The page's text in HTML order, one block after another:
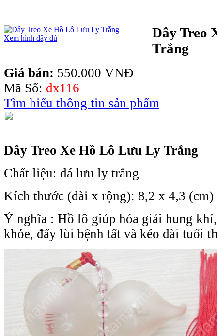
Xem hình đầy đủ
Dây Treo
Trắng
Giá bán: 550.000 VNĐ
Mã Số: dx116
Tìm hiểu thông tin sản phẩm
Dây Treo Xe Hồ Lô Lưu Ly Trắng
Chất liệu: đá lưu ly trắng
Kích thước (dài x rộng): 8,2 x 4,3 (cm)
Ý nghĩa : Hồ lô giúp hóa giải hung
khỏe, đẩy lùi bệnh tất và kéo dài tuổi